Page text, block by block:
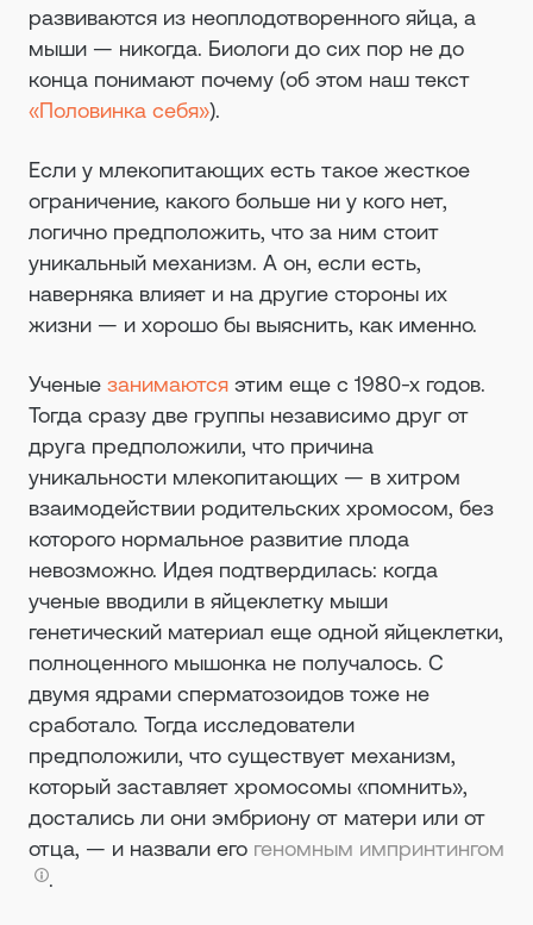
развиваются из неоплодотворенного яйца, а
мыши — никогда. Биологи до сих пор не до
конца понимают почему (об этом наш текст
«Половинка себя»).
Если у млекопитающих есть такое жесткое
ограничение, какого больше ни у кого нет,
логично предположить, что за ним стоит
уникальный механизм. А он, если есть,
наверняка влияет и на другие стороны их
жизни — и хорошо бы выяснить, как именно.
Ученые занимаются этим еще с 1980-х годов.
Тогда сразу две группы независимо друг от
друга предположили, что причина
уникальности млекопитающих — в хитром
взаимодействии родительских хромосом, без
которого нормальное развитие плода
невозможно. Идея подтвердилась: когда
ученые вводили в яйцеклетку мыши
генетический материал еще одной яйцеклетки,
полноценного мышонка не получалось. С
двумя ядрами сперматозоидов тоже не
сработало. Тогда исследователи
предположили, что существует механизм,
который заставляет хромосомы «помнить»,
достались ли они эмбриону от матери или от
отца, — и назвали его геномным импринтингом
.